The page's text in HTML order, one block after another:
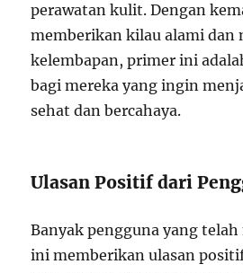
perawatan kulit. Dengan
memberikan kilau alami dan
kelembapan, primer ini
bagi mereka yang ingin
sehat dan bercahaya.
Ulasan Positif dari
Banyak pengguna yang
ini memberikan ulasan